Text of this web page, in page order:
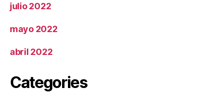
julio 2022
mayo 2022
abril 2022
Categories